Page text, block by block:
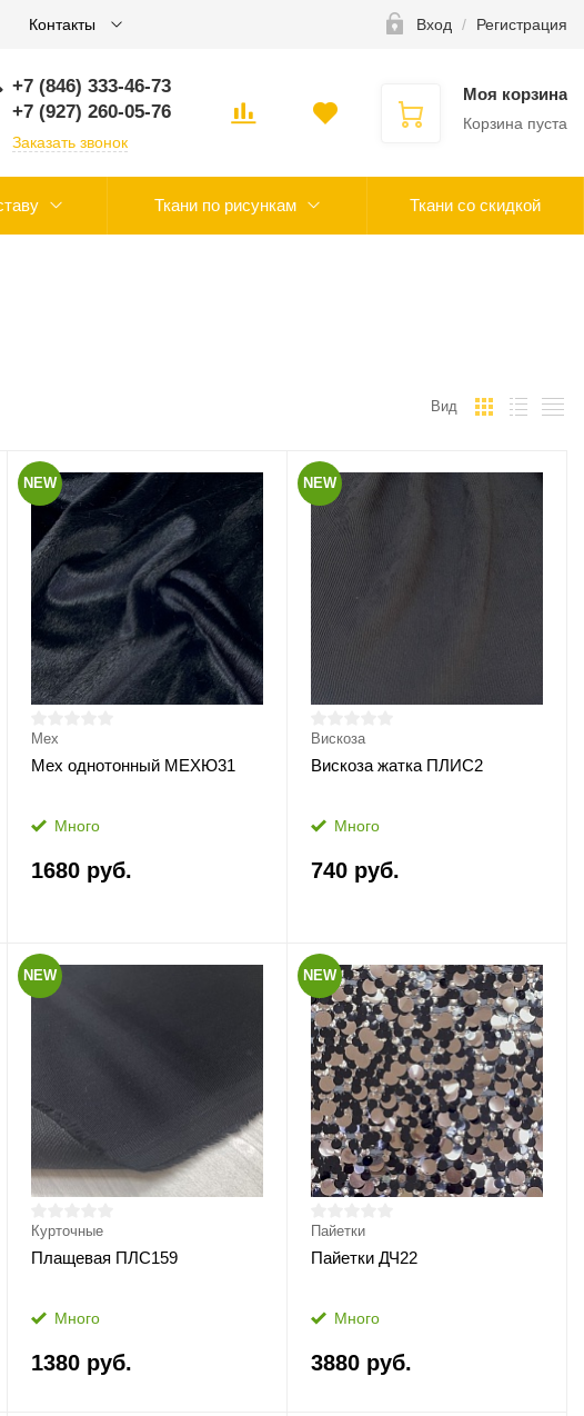
Контакты Вход / Регистрация
+7 (846) 333-46-73
+7 (927) 260-05-76
Заказать звонок
Моя корзина
Корзина пуста
Ткани по рисункам Ткани со скидкой
Вид
NEW
Мех
Мех однотонный МЕХЮ31
Много
1680 руб.
NEW
Вискоза
Вискоза жатка ПЛИС2
Много
740 руб.
NEW
Курточные
Плащевая ПЛС159
Много
1380 руб.
NEW
Пайетки
Пайетки ДЧ22
Много
3880 руб.